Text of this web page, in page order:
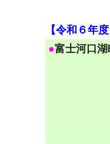
【令和６年度
●富士河口